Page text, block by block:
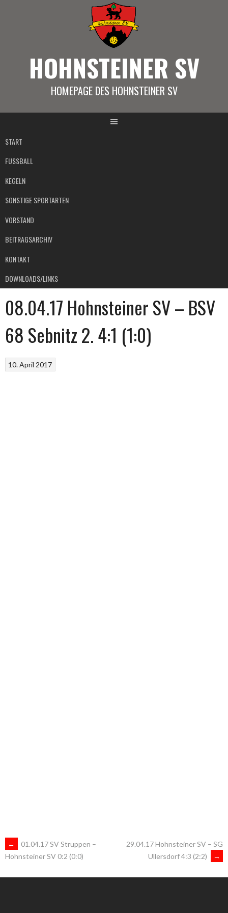
HOHNSTEINER SV
HOMEPAGE DES HOHNSTEINER SV
START
FUSSBALL
KEGELN
SONSTIGE SPORTARTEN
VORSTAND
BEITRAGSARCHIV
KONTAKT
DOWNLOADS/LINKS
08.04.17 Hohnsteiner SV – BSV
68 Sebnitz 2. 4:1 (1:0)
10. April 2017
ARTIKEL-
NAVIGATION
←
01.04.17 SV Struppen –
Hohnsteiner SV 0:2 (0:0)
29.04.17 Hohnsteiner SV – SG
Ullersdorf 4:3 (2:2)
→